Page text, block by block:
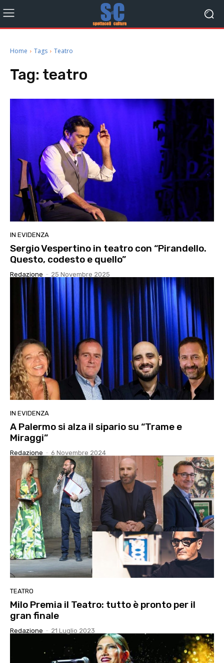
Home Tags Teatro
Tag: teatro
IN EVIDENZA
Sergio Vespertino in teatro con “Pirandello.
Questo, codesto e quello”
Redazione - 25 Novembre 2025
IN EVIDENZA
A Palermo si alza il sipario su “Trame e
Miraggi”
Redazione - 6 Novembre 2024
TEATRO
Milo Premia il Teatro: tutto è pronto per il
gran finale
Redazione - 21 Luglio 2023